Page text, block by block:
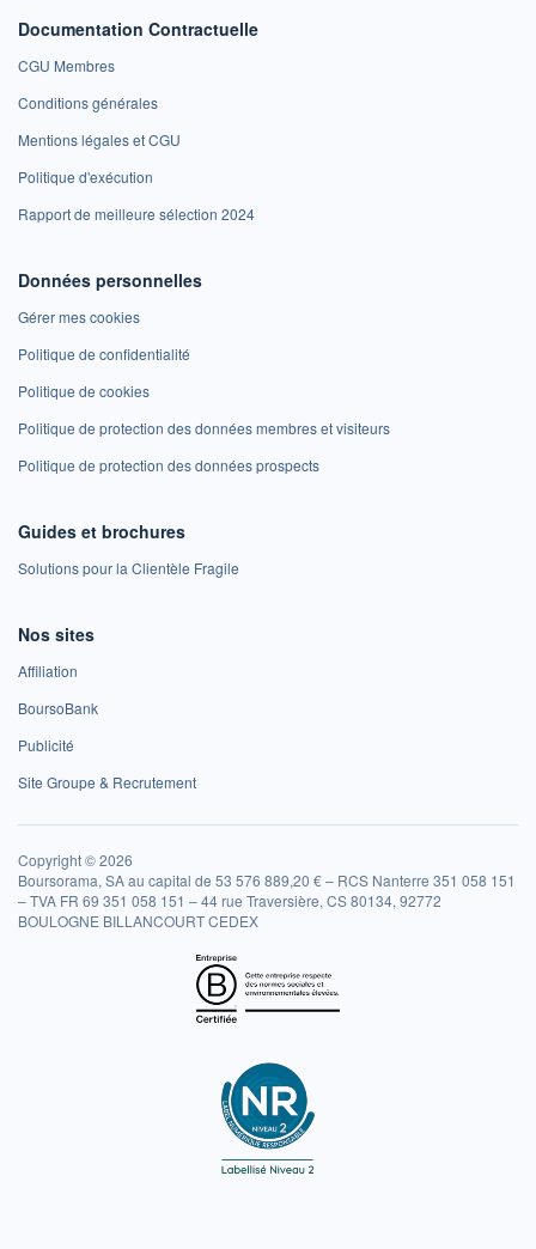
Documentation Contractuelle
CGU Membres
Conditions générales
Mentions légales et CGU
Politique d'exécution
Rapport de meilleure sélection 2024
Données personnelles
Gérer mes cookies
Politique de confidentialité
Politique de cookies
Politique de protection des données membres et visiteurs
Politique de protection des données prospects
Guides et brochures
Solutions pour la Clientèle Fragile
Nos sites
Affiliation
BoursoBank
Publicité
Site Groupe & Recrutement
Copyright © 2026
Boursorama, SA au capital de 53 576 889,20 € – RCS Nanterre 351 058 151
– TVA FR 69 351 058 151 – 44 rue Traversière, CS 80134, 92772
BOULOGNE BILLANCOURT CEDEX